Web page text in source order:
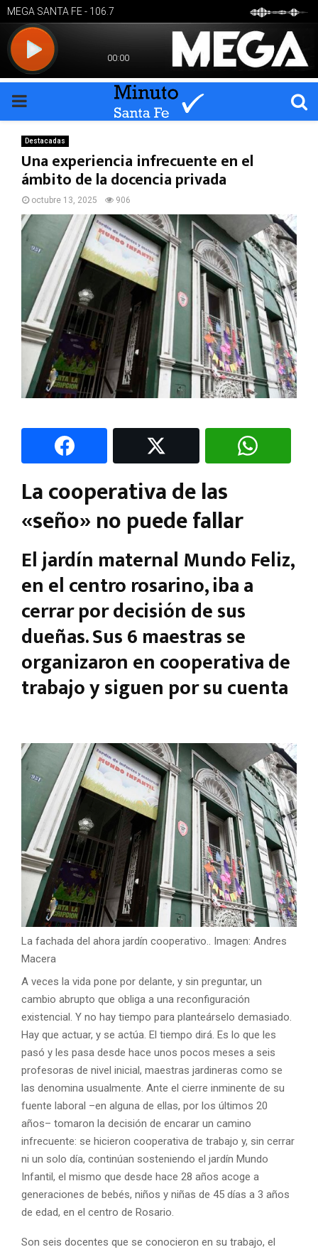
PRIMARY
MENU
Destacadas
Una experiencia infrecuente en el
ámbito de la docencia privada
octubre 13, 2025 906
La cooperativa de las
«seño» no puede fallar
El jardín maternal Mundo Feliz,
en el centro rosarino, iba a
cerrar por decisión de sus
dueñas. Sus 6 maestras se
organizaron en cooperativa de
trabajo y siguen por su cuenta
La fachada del ahora jardín cooperativo.. Imagen: Andres
Macera
A veces la vida pone por delante, y sin preguntar, un
cambio abrupto que obliga a una reconfiguración
existencial. Y no hay tiempo para planteárselo demasiado.
Hay que actuar, y se actúa. El tiempo dirá. Es lo que les
pasó y les pasa desde hace unos pocos meses a seis
profesoras de nivel inicial, maestras jardineras como se
las denomina usualmente. Ante el cierre inminente de su
fuente laboral –en alguna de ellas, por los últimos 20
años– tomaron la decisión de encarar un camino
infrecuente: se hicieron cooperativa de trabajo y, sin cerrar
ni un solo día, continúan sosteniendo el jardín Mundo
Infantil, el mismo que desde hace 28 años acoge a
generaciones de bebés, niños y niñas de 45 días a 3 años
de edad, en el centro de Rosario.
Son seis docentes que se conocieron en su trabajo, el